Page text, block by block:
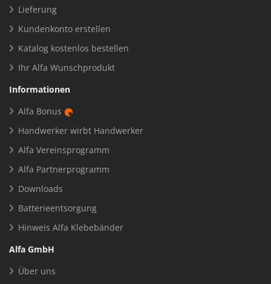
Lieferung
Kundenkonto erstellen
Katalog kostenlos bestellen
Ihr Alfa Wunschprodukt
Informationen
Alfa Bonus
Handwerker wirbt Handwerker
Alfa Vereinsprogramm
Alfa Partnerprogramm
Downloads
Batterieentsorgung
Hinweis Alfa Klebebänder
Alfa GmbH
Über uns